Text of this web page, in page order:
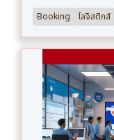
Booking โลจิสติกส์